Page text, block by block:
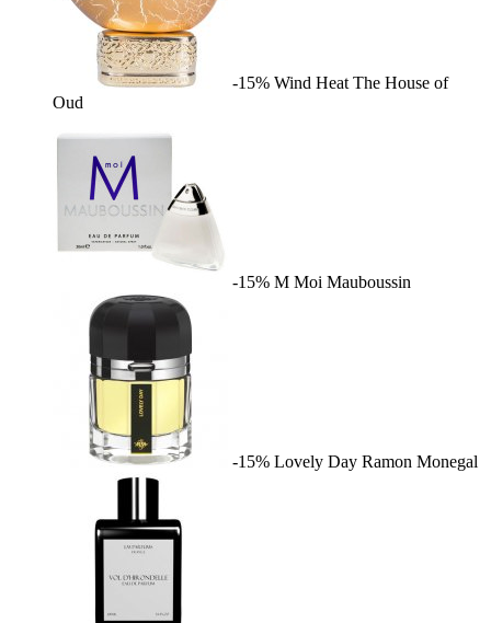
-15% Wind Heat The House of
Oud
-15% M Moi Mauboussin
-15% Lovely Day Ramon Monegal